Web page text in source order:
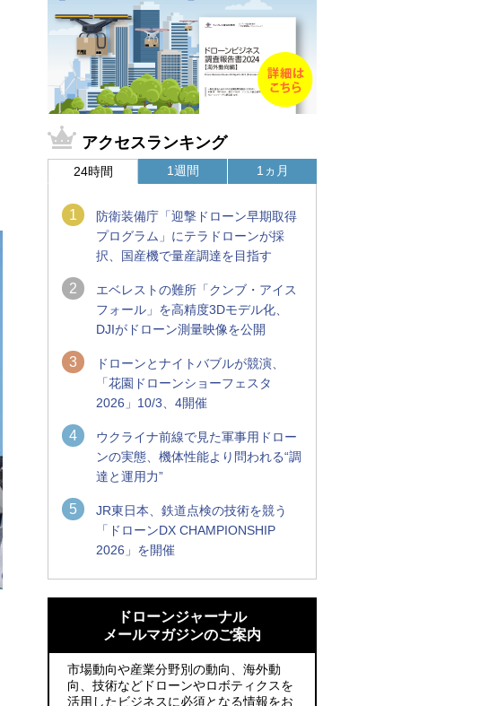
アクセスランキング
24時間
1
防衛装備庁「迎撃ドローン早期取得
プログラム」にテラドローンが採
択、国産機で量産調達を目指す
2
エベレストの難所「クンブ・アイス
フォール」を高精度3Dモデル化、
DJIがドローン測量映像を公開
3
ドローンとナイトバブルが競演、
「花園ドローンショーフェスタ
2026」10/3、4開催
4
ウクライナ前線で見た軍事用ドロー
ンの実態、機体性能より問われる“調
達と運用力”
5
JR東日本、鉄道点検の技術を競う
「ドローンDX CHAMPIONSHIP
2026」を開催
1週間
飛ぶLEDスクリーン」とドローンショー
による新演出を実施
レッドクリフ、足利花火大会で映画『ス
パイダーマン』や「M!LK」とのコラボド
ローンショー8/1開催
1ヵ月
飛ぶLEDスクリーン」とドローンショー
による新演出を実施
国産AUVを社会実装へ、スタートアップ
「BlueArch株式会社」設立
ドローンジャーナル
メールマガジンのご案内
市場動向や産業分野別の動向、海外動
向、技術などドローンやロボティクスを
活用したビジネスに必須となる情報をお